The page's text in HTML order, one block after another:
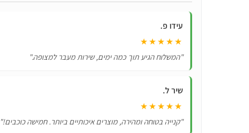
נכנסת
עידו פ.
★★★★★
"המשלוח הגיע תוך כמה ימים, שירות מעבר למצופה."
שיר ל.
★★★★★
"קנייה בטוחה ומהירה, מוצרים איכותיים ביותר. חמישה כוכבים!"